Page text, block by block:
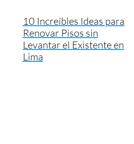
10 Increíbles Ideas para
Renovar Pisos sin
Levantar el Existente en
Lima